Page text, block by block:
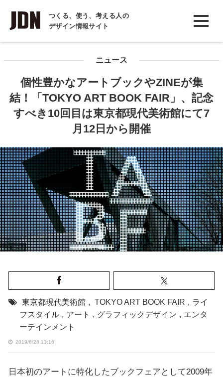
つくる、使う、考える人の
デザイン情報サイト
INTERVIEW
インタビュー
COLUMN
コラム
ニュース
個性豊かなアートブックやZINEが集
結！「TOKYO ART BOOK FAIR」、記念
すべき10回目は東京都現代美術館にて7
月12日から開催
東京都現代美術館 , TOKYO ART BOOK FAIR , ライ
フスタイル , アート , グラフィックデザイン , エンタ
ーテインメント
2019/6/28 13:16
日本初のアートに特化したブックフェアとして2009年